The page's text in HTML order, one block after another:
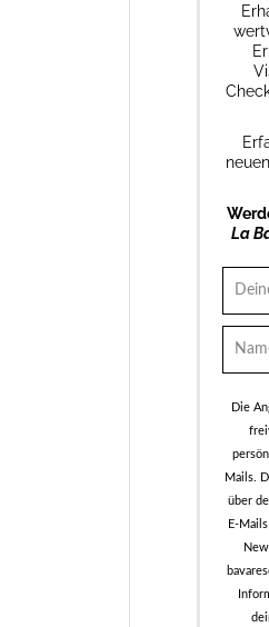
La
Die
Mails.
über
E-